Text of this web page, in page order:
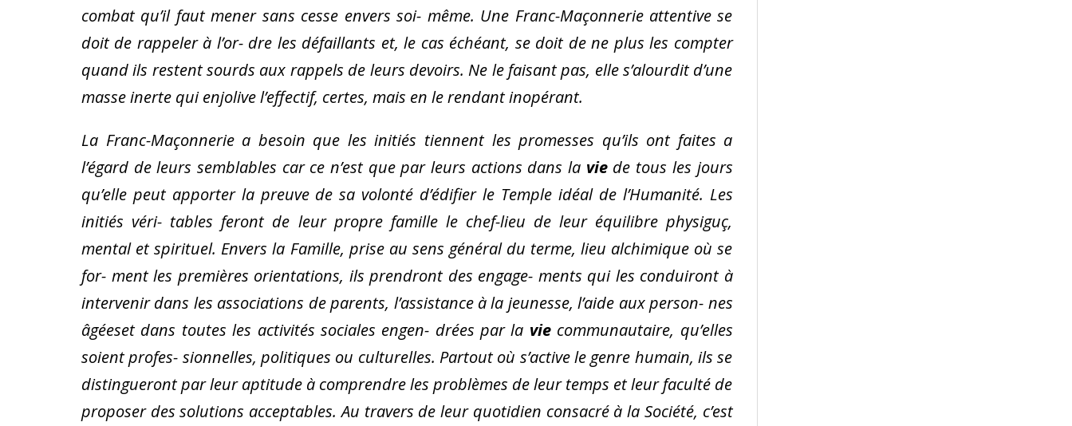
combat qu’il faut mener sans cesse envers soi- même. Une Franc-Maçonnerie attentive se
doit de rappeler à l’or- dre les défaillants et, le cas échéant, se doit de ne plus les compter
quand ils restent sourds aux rappels de leurs devoirs. Ne le faisant pas, elle s’alourdit d’une
masse inerte qui enjolive l’effectif, certes, mais en le rendant inopérant.
La Franc-Maçonnerie a besoin que les initiés tiennent les promesses qu’ils ont faites a
l’égard de leurs semblables car ce n’est que par leurs actions dans la viede tous les jours
qu’elle peut apporter la preuve de sa volonté d’édifier le Temple idéal de l’Humanité. Les
initiés véri- tables feront de leur propre famille le chef-lieu de leur équilibre physiguç,
mental et spirituel. Envers la Famille, prise au sens général du terme, lieu alchimique où se
for- ment les premières orientations, ils prendront des engage- ments qui les conduiront à
intervenir dans les associations de parents, l’assistance à la jeunesse, l’aide aux person- nes
âgéeset dans toutes les activités sociales engen- drées par la viecommunautaire, qu’elles
soient profes- sionnelles, politiques ou culturelles. Partout où s’active le genre humain, ils se
distingueront par leur aptitude à comprendre les problèmes de leur temps et leur faculté de
proposer des solutions acceptables. Au travers de leur quotidien consacré à la Société, c’est